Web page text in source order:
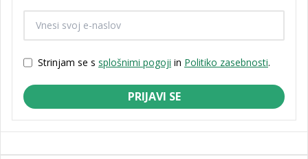
Strinjam se s splošnimi pogoji in Politiko zasebnosti.
PRIJAVI SE